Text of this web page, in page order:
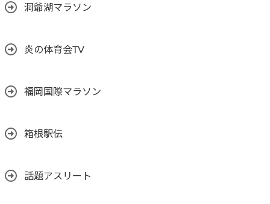
洞爺湖マラソン
炎の体育会TV
福岡国際マラソン
箱根駅伝
話題アスリート